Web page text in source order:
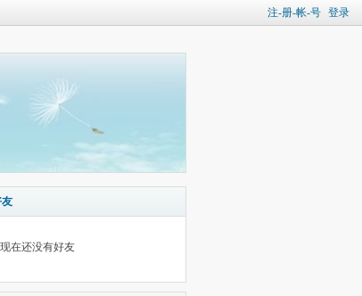
注-册-帐-号 登录
现在还没有好友